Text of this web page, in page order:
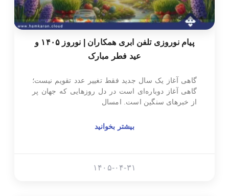
پیام نوروزی تلفن ابری همکاران | نوروز ۱۴۰۵ و
عید فطر مبارک
گاهی آغاز یک سال جدید فقط تغییر عدد تقویم نیست؛
گاهی آغاز دوباره‌ای است در دل روزهایی که جهان پر
از خبرهای سنگین است. امسال
بیشتر بخوانید
۱۴۰۵-۰۴-۳۱